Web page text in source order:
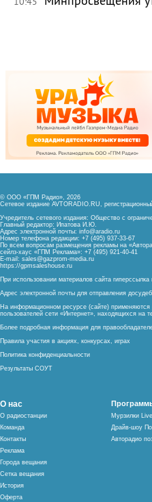
© ООО «ГПМ Радио», 2026
Сетевое издание AVTORADIO.RU,
Учредитель сетевого издания: Общество с
Главный редактор: Ипатова И.Ю.
Адрес электронной почты: info@aradio.ru
Номер телефона редакции: +7 (495) 937-33-67
По всем вопросам размещения рекламы на
сейлз-хаус «ГПМ Реклама»: +7 (495) 921-40-41
E-mail: sales@gazprom-media.ru
https://gpmsaleshouse.ru
При использовании материалов сайта гиперссылка
Адрес электронной почты для отправления
На информационном ресурсе (сайте) применяются
пользователей сети «Интернет», находящихся на
Более подробная информация для
Правила участия в акциях, конкурсах, играх
Политика конфиденциальности
Результаты СОУТ
О нас
О радиостанции
Команда
Контакты
Реклама
Города вещания
Сетка вещания
История
Оферта
Мурзилки Live
Драйв-шоу
Авторадио